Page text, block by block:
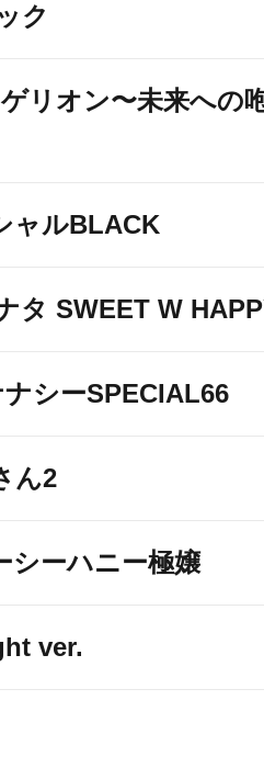
ク
リオン〜未来への
ャルBLACK
タ SWEET W
シーSPECIAL66
ん2
シーハニー極嬢
ver.